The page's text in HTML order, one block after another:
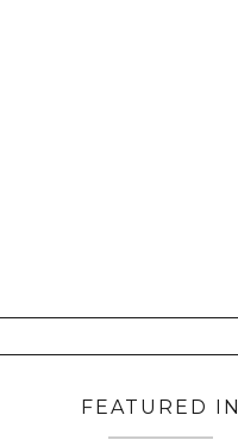
FEATURED IN